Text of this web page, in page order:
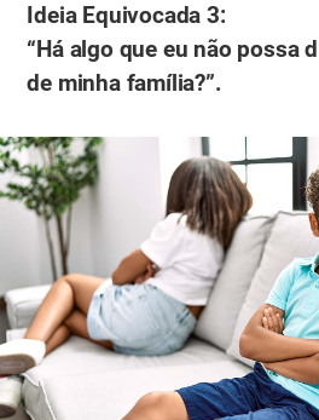
​​Ideia Equivocada 3:​
“Há algo que eu não possa
de minha família?”.